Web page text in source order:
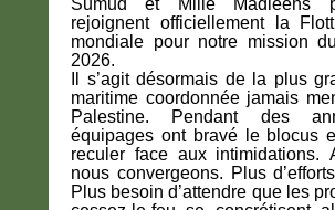
Sumud et Mille Madleens
rejoignent officiellement la
mondiale pour notre mission
2026.
Il s’agit désormais de la plus
maritime coordonnée jamais
Palestine. Pendant des
équipages ont bravé le blocus
reculer face aux intimidations.
nous convergeons. Plus
Plus besoin d’attendre que les